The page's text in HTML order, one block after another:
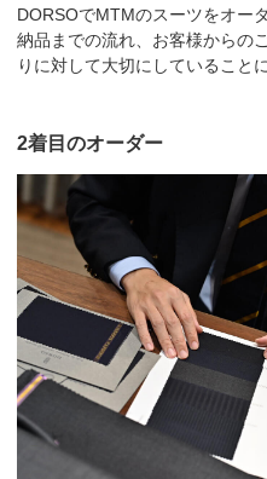
DORSOでMTMのスーツをオー
納品までの流れ、お客様からの
りに対して大切にしていること
2着目のオーダー